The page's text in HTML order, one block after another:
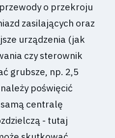
o przekroju
zasilających oraz
urządzenia (jak
czy sterownik
grubsze, np. 2,5
poświęcić
centralę
- tutaj